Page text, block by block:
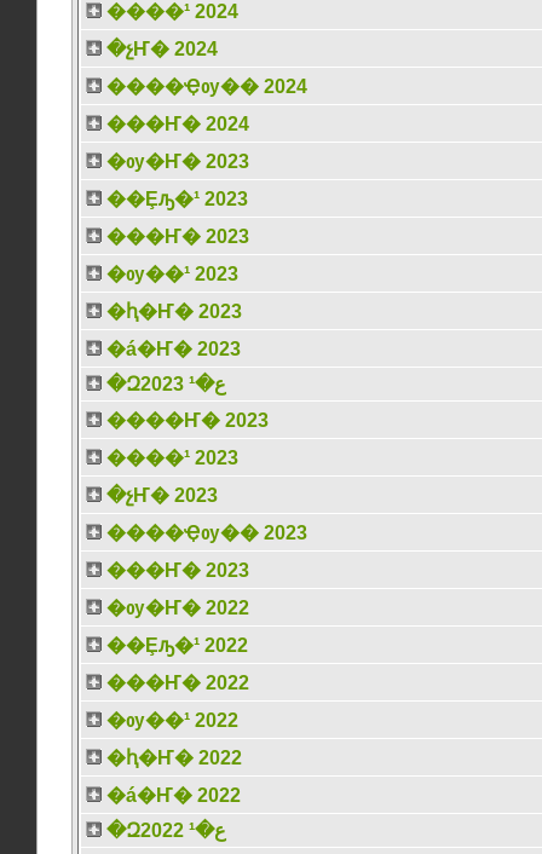
����¹ 2024
�չҤ� 2024
����Ҿѹ�� 2024
���Ҥ� 2024
�ѹ�Ҥ� 2023
��Ȩԡ�¹ 2023
���Ҥ� 2023
�ѹ��¹ 2023
�ԧ�Ҥ� 2023
�á�Ҥ� 2023
�Զع�¹ 2023
����Ҥ� 2023
����¹ 2023
�չҤ� 2023
����Ҿѹ�� 2023
���Ҥ� 2023
�ѹ�Ҥ� 2022
��Ȩԡ�¹ 2022
���Ҥ� 2022
�ѹ��¹ 2022
�ԧ�Ҥ� 2022
�á�Ҥ� 2022
�Զع�¹ 2022